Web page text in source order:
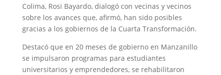
Colima, Rosi Bayardo, dialogó con vecinas y vecinos
sobre los avances que, afirmó, han sido posibles
gracias a los gobiernos de la Cuarta Transformación.
Destacó que en 20 meses de gobierno en Manzanillo
se impulsaron programas para estudiantes
universitarios y emprendedores, se rehabilitaron